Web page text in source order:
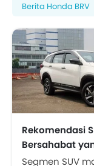
Berita Honda BRV
Rekomendasi
Bersahabat
Dipinang di
Segmen SUV